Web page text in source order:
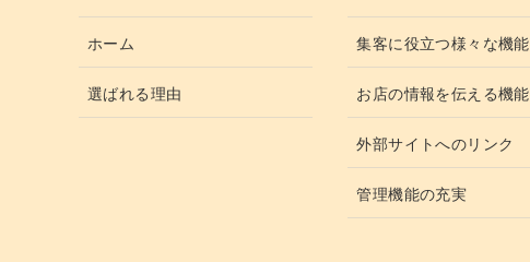
ホーム
選ばれる理由
集客に役立つ様々な機能
お店の情報を伝える機能
外部サイトへのリンク
管理機能の充実